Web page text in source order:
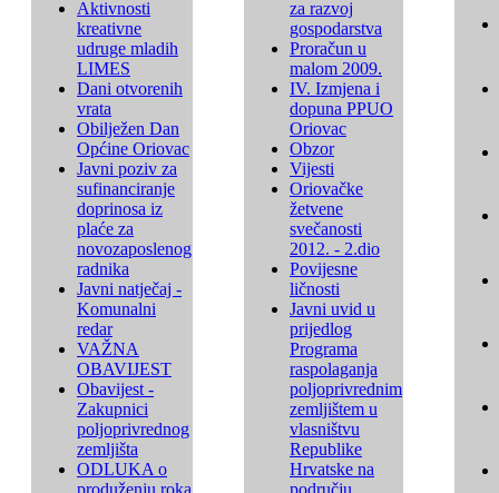
Aktivnosti
kreativne
udruge mladih
LIMES
Dani otvorenih
vrata
Obilježen Dan
Općine Oriovac
Javni poziv za
sufinanciranje
doprinosa iz
plaće za
novozaposlenog
radnika
Javni natječaj -
Komunalni
redar
VAŽNA
OBAVIJEST
Obavijest -
Zakupnici
poljoprivrednog
zemljišta
ODLUKA o
produženju roka
za razvoj
gospodarstva
Proračun u
malom 2009.
IV. Izmjena i
dopuna PPUO
Oriovac
Obzor
Vijesti
Oriovačke
žetvene
svečanosti
2012. - 2.dio
Povijesne
ličnosti
Javni uvid u
prijedlog
Programa
raspolaganja
poljoprivrednim
zemljištem u
vlasništvu
Republike
Hrvatske na
području